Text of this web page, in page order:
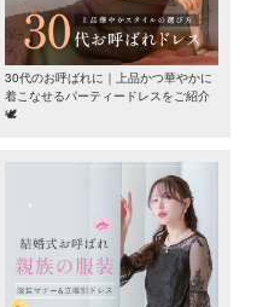
30代のお呼ばれに｜上品かつ華やかに
着こなせるパーティードレスをご紹介
🕊️